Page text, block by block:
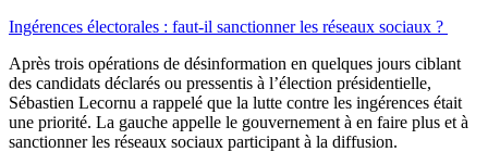
Ingérences électorales : faut-il sanctionner les réseaux sociaux ?
Après trois opérations de désinformation en quelques jours ciblant
des candidats déclarés ou pressentis à l’élection présidentielle,
Sébastien Lecornu a rappelé que la lutte contre les ingérences était
une priorité. La gauche appelle le gouvernement à en faire plus et à
sanctionner les réseaux sociaux participant à la diffusion.